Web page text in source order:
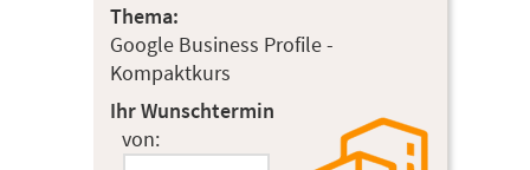
Thema:
Google Business Profile -
Kompaktkurs
Ihr Wunschtermin
von: